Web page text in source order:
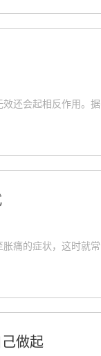
还会起相反作用。
痛的症状，这时就
做起